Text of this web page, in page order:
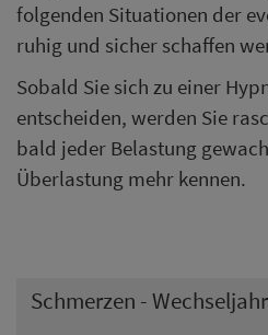
folgenden Situationen der
ruhig und sicher schaffen
Sobald Sie sich zu einer
entscheiden, werden Sie
bald jeder Belastung
Überlastung mehr kennen.
Schmerzen -